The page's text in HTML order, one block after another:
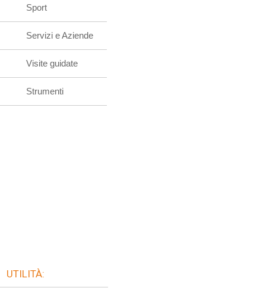
Sport
Servizi e Aziende
Visite guidate
Strumenti
UTILITÀ: